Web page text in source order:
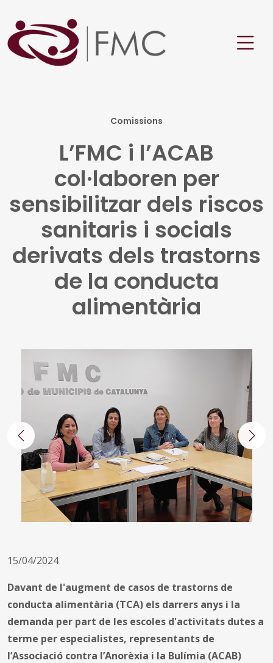
Comissions
L’FMC i l’ACAB
col·laboren per
sensibilitzar dels riscos
sanitaris i socials
derivats dels trastorns
de la conducta
alimentària
Anterior
15/04/2024
Davant de l'augment de casos de trastorns de
conducta alimentària (TCA) els darrers anys i la
demanda per part de les escoles d'activitats dutes a
terme per especialistes, representants de
l’Associació contra l’Anorèxia i la Bulímia (ACAB)